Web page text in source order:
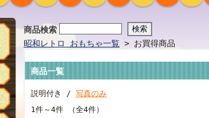
商品検索
昭和レトロ おもちゃ一覧 > お買得商品
商品一覧
説明付き / 写真のみ
1件～4件 （全4件）